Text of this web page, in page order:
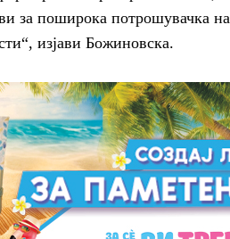
за поширока потрошувачка на
изјави Божиновска.